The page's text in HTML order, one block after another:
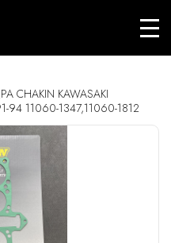
KAWASAKI
94 11060-1347,11060-1812